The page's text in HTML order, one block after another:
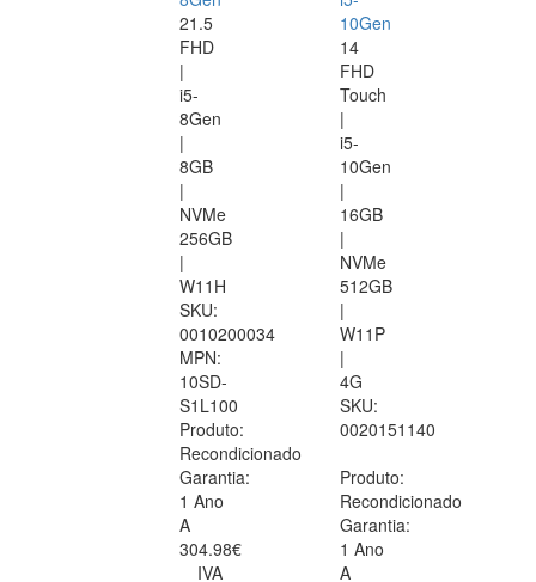
21.5
FHD
|
i5-
8Gen
|
8GB
|
NVMe
256GB
|
W11H
SKU:
0010200034
MPN:
10SD-
S1L100
Produto:
Recondicionado
Garantia:
1 Ano
A
304.98€
IVA
10Gen
14
FHD
Touch
|
i5-
10Gen
|
16GB
|
NVMe
512GB
|
W11P
|
4G
SKU:
0020151140
Produto:
Recondicionado
Garantia:
1 Ano
A